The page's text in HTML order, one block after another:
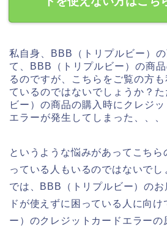
私自身、BBB（トリプルビー）
て、BBB（トリプルビー）の商
るのですが、こちらをご覧の方
ているのではないでしょうか？
ビー）の商品の購入時にクレジ
エラーが発生してしまった、、、
というような悩みがあってこちら
っている人もいるのではないでし
では、BBB（トリプルビー）の
ドが使えずに困っている人に向
ー）のクレジットカードエラーの